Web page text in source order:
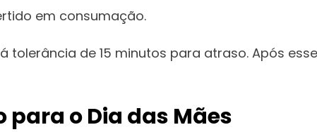
em consumação.
tolerância de 15 minutos para atraso. Após
o Dia das Mães